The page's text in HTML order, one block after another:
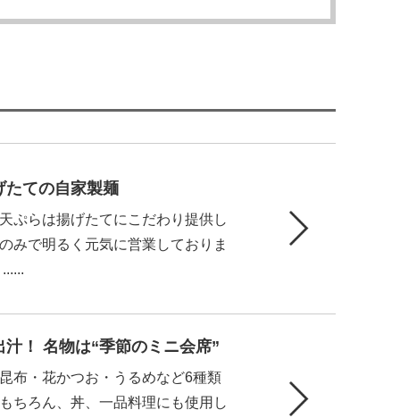
たての自家製麺
ぷらは揚げたてにこだわり提供し
みで明るく元気に営業しておりま
！ 名物は“季節のミニ会席”
布・花かつお・うるめなど6種類
ちろん、丼、一品料理にも使用し